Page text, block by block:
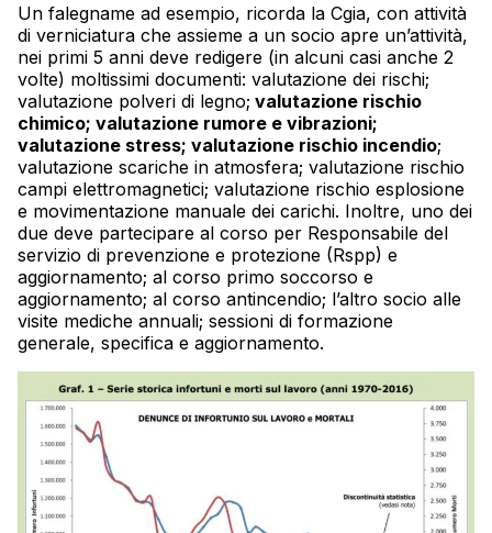
Un falegname ad esempio, ricorda la Cgia, con attività
di verniciatura che assieme a un socio apre un’attività,
nei primi 5 anni deve redigere (in alcuni casi anche 2
volte) moltissimi documenti: valutazione dei rischi;
valutazione polveri di legno; valutazione rischio
chimico; valutazione rumore e vibrazioni;
valutazione stress; valutazione rischio incendio;
valutazione scariche in atmosfera; valutazione rischio
campi elettromagnetici; valutazione rischio esplosione
e movimentazione manuale dei carichi. Inoltre, uno dei
due deve partecipare al corso per Responsabile del
servizio di prevenzione e protezione (Rspp) e
aggiornamento; al corso primo soccorso e
aggiornamento; al corso antincendio; l’altro socio alle
visite mediche annuali; sessioni di formazione
generale, specifica e aggiornamento.